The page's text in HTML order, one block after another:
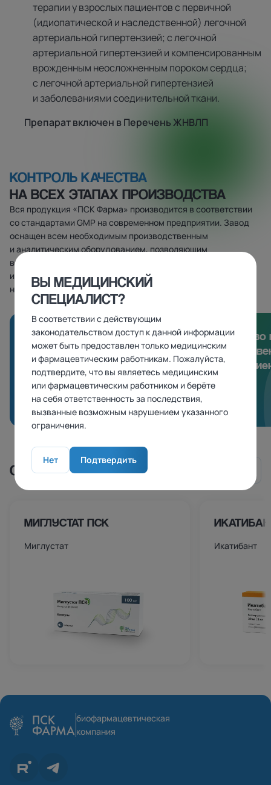
терапии у взрослых пациентов с первичной
(идиопатической и наследственной) легочной
артериальной гипертензией; с легочной
артериальной гипертензией и компенсированным
врожденным неосложненным пороком сердца;
с легочной артериальной гипертензией
и заболеваниями соединительной ткани.
Препарат включен в Перечень ЖНВЛП
КОНТРОЛЬ КАЧЕСТВА
НА ВСЕХ ЭТАПАХ ПРОИЗВОДСТВА
Вся продукция «ПСК Фарма» производится в соответствии
со стандартами GMP на современном предприятии. Завод
оснащен всем необходимым производственным
и аналитическим оборудованием, позволяющим
воспроизвести современные методы производства
и анализа, контроля качества лекарственных средств
на протяжении всего их жизненного цикла
Эффективность
производственных
процессов
01 Удобство
для
СМОТРИТЕ ТАКЖЕ
МИГЛУСТАТ ПСК
Миглустат Икатибант
биофармацевтическая
компания
ВЫ МЕДИЦИНСКИЙ
СПЕЦИАЛИСТ?
В соответствии с действующим
законодательством доступ к данной информации
может быть предоставлен только медицинским
и фармацевтическим работникам. Пожалуйста,
подтвердите, что вы являетесь медицинским
или фармацевтическим работником и берёте
на себя ответственность за последствия,
вызванные возможным нарушением указанного
ограничения.
Нет Подтвердить